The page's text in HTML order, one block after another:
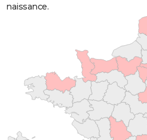
naissance.